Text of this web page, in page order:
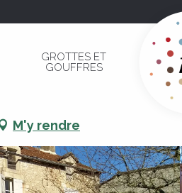
GROTTES ET
GOUFFRES
M'y rendre